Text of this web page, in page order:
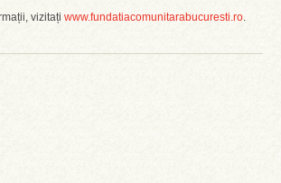
vizitați www.fundatiacomunitarabucuresti.ro.